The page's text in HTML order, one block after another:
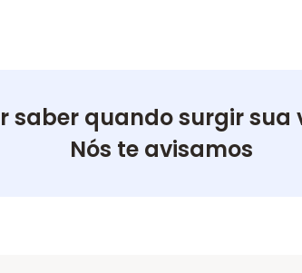
saber quando surgir sua
Nós te avisamos